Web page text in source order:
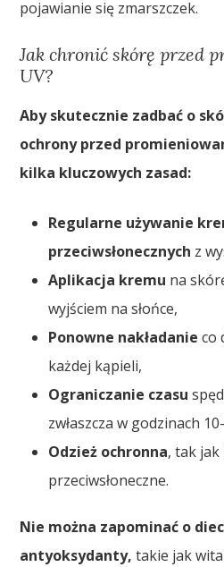
pojawianie się zmarszczek.
Jak chronić skórę przed
UV?
Aby skutecznie zadbać o
ochrony przed
kilka kluczowych zasad:
Regularne używanie
przeciwsłonecznych z
Aplikacja kremu na
wyjściem na słońce,
Ponowne nakładanie co
każdej kąpieli,
Ograniczanie czasu
zwłaszcza w godzinach
Odzież ochronna, tak
przeciwsłoneczne.
Nie można zapominać o
antyoksydanty, takie jak